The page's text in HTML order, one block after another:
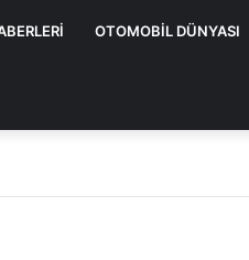
OTOMOBİL DÜNYASI